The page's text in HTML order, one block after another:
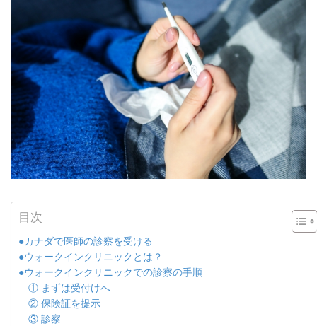
目次
●カナダで医師の診察を受ける
●ウォークインクリニックとは？
●ウォークインクリニックでの診察の手順
① まずは受付けへ
② 保険証を提示
③ 診察